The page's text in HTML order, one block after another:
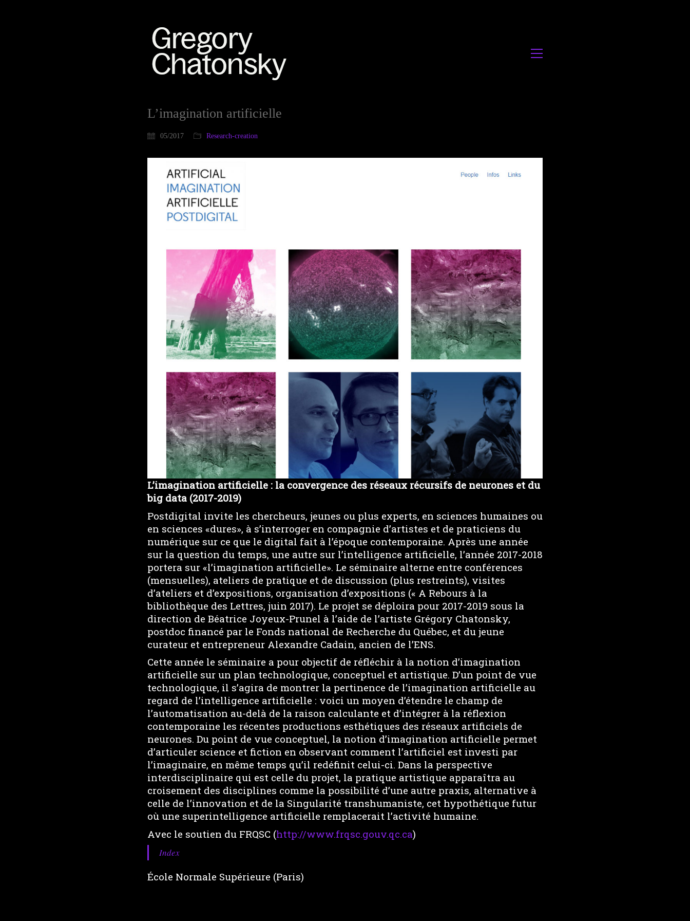
L’imagination artificielle
05/2017 Research-creation
L’imagination artificielle : la convergence des réseaux récursifs de neurones et du
big data (2017-2019)
Postdigital invite les chercheurs, jeunes ou plus experts, en sciences humaines ou
en sciences «dures», à s’interroger en compagnie d’artistes et de praticiens du
numérique sur ce que le digital fait à l’époque contemporaine. Après une année
sur la question du temps, une autre sur l’intelligence artificielle, l’année 2017-2018
portera sur «l’imagination artificielle». Le séminaire alterne entre conférences
(mensuelles), ateliers de pratique et de discussion (plus restreints), visites
d’ateliers et d’expositions, organisation d’expositions (« A Rebours à la
bibliothèque des Lettres, juin 2017). Le projet se déploira pour 2017-2019 sous la
direction de Béatrice Joyeux-Prunel à l’aide de l’artiste Grégory Chatonsky,
postdoc financé par le Fonds national de Recherche du Québec, et du jeune
curateur et entrepreneur Alexandre Cadain, ancien de l’ENS.
Cette année le séminaire a pour objectif de réfléchir à la notion d’imagination
artificielle sur un plan technologique, conceptuel et artistique. D’un point de vue
technologique, il s’agira de montrer la pertinence de l’imagination artificielle au
regard de l’intelligence artificielle : voici un moyen d’étendre le champ de
l’automatisation au-delà de la raison calculante et d’intégrer à la réflexion
contemporaine les récentes productions esthétiques des réseaux artificiels de
neurones. Du point de vue conceptuel, la notion d’imagination artificielle permet
d’articuler science et fiction en observant comment l’artificiel est investi par
l’imaginaire, en même temps qu’il redéfinit celui-ci. Dans la perspective
interdisciplinaire qui est celle du projet, la pratique artistique apparaîtra au
croisement des disciplines comme la possibilité d’une autre praxis, alternative à
celle de l’innovation et de la Singularité transhumaniste, cet hypothétique futur
où une superintelligence artificielle remplacerait l’activité humaine.
Avec le soutien du FRQSC (http://www.frqsc.gouv.qc.ca)
Index
École Normale Supérieure (Paris)